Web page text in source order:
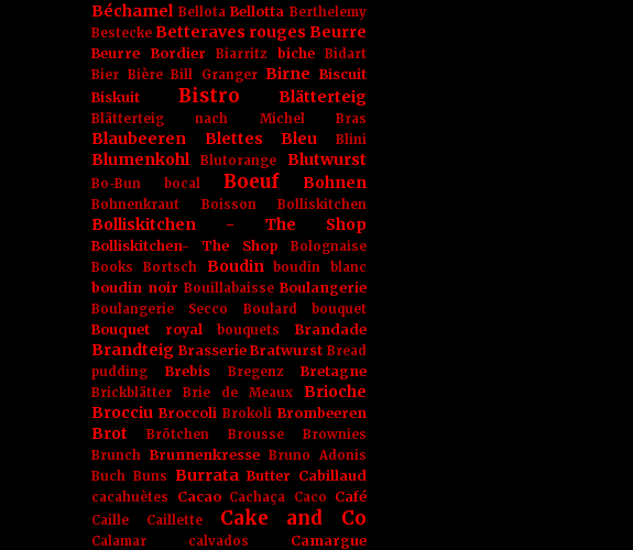
Béchamel Bellota Bellotta Berthelemy
Bestecke Betteraves rouges Beurre
Beurre Bordier Biarritz biche
Bidart
Bier Bière Bill Granger Birne
Biscuit
Biskuit
Bistro Blätterteig
Blätterteig nach Michel Bras
Blaubeeren Blettes Bleu Blini
Blumenkohl Blutorange Blutwurst
Bo-Bun bocal Boeuf Bohnen
Bohnenkraut Boisson Bolliskitchen
Bolliskitchen - The Shop
Bolliskitchen- The Shop
Bolognaise
Books
Bortsch Boudin boudin blanc
boudin noir Bouillabaisse Boulangerie
Boulangerie Secco Boulard bouquet
Bouquet royal bouquets Brandade
Brandteig Brasserie Bratwurst Bread
pudding
Brebis Bregenz Bretagne
Brickblätter Brie de Meaux
Brioche
Brocciu Broccoli Brokoli Brombeeren
Brot Brötchen Brousse
Brownies
Brunch Brunnenkresse Bruno Adonis
Buch Buns Burrata Butter Cabillaud
cacahuètes Cacao Cachaça Caco Café
Caille Caillette Cake and Co
Calamar calvados
Camargue